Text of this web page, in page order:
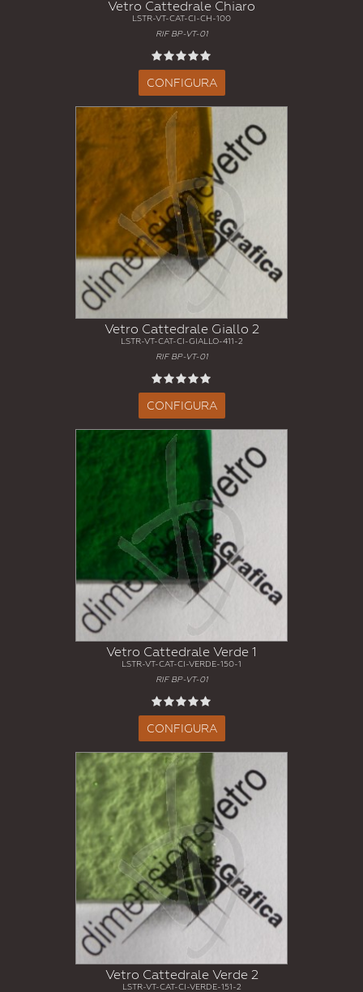
Vetro Cattedrale Chiaro
LSTR-VT-CAT-CI-CH-100
RIF BP-VT-01
CONFIGURA
Vetro Cattedrale Giallo 2
LSTR-VT-CAT-CI-GIALLO-411-2
RIF BP-VT-01
CONFIGURA
Vetro Cattedrale Verde 1
LSTR-VT-CAT-CI-VERDE-150-1
RIF BP-VT-01
CONFIGURA
Vetro Cattedrale Verde 2
LSTR-VT-CAT-CI-VERDE-151-2